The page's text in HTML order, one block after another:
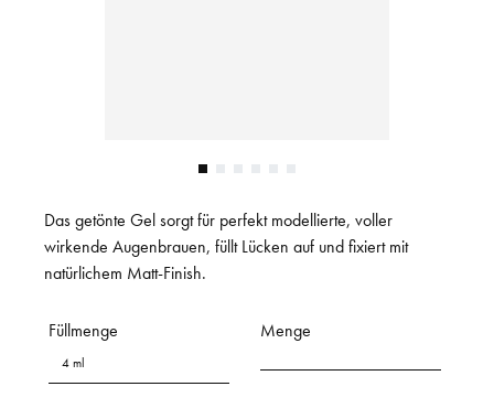
Das getönte Gel sorgt für perfekt modellierte, voller
wirkende Augenbrauen, füllt Lücken auf und fixiert mit
natürlichem Matt-Finish.
Füllmenge
4 ml
Menge